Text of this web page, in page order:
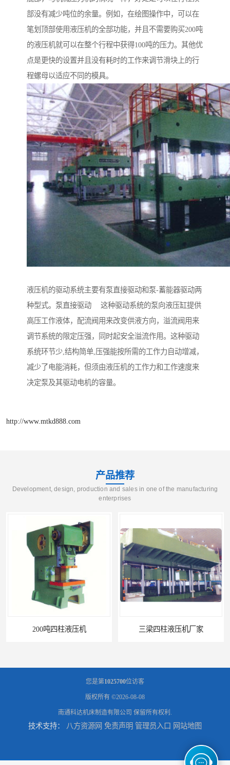
部没有减少吨位的余量。例如，在绘图操作中，可以在
笔划顶部使用液压机的全部功能，并且不需要购买200吨
的液压机就可以在整个行程中获得100吨的压力。其他优
点是更快的设置并且没有耗时的工作来调节滑块上的行
程螺母以适应不同的模具。
液压机的驱动系统主要有泵直接驱动和泵-蓄能器驱动两
种型式。泵直接驱动 这种驱动系统的泵向液压缸提供
高压工作液体，配流阀用来改变供液方向，溢流阀用来
调节系统的限定压强，同时起安全溢流作用。这种驱动
系统环节少,结构简单,压强能按所需的工作力自动增减，
减少了电能消耗，但须由液压机的工作力和工作速度来
决定泵及其驱动电机的容量。
http://www.mtkd888.com
产品推荐
Development, design, production and sales in one of the manufacturing
enterprises
四柱液压机 三梁四柱液压机厂家
四柱液压机报价 100吨四柱液压机
您是第1025700位访客
版权所有 ©2026-08-08
南通科达机床制造有限公司 保留所有权利.
技术支持： 八方资源网 免责声明 管理员入口 网站地图